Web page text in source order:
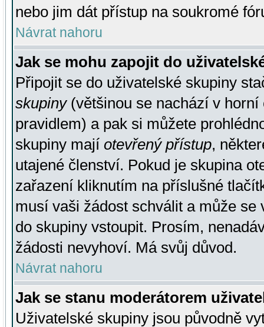
nebo jim dát přístup na soukromé
Návrat nahoru
Jak se mohu zapojit do
Připojit se do uživatelské skupiny
skupiny(většinou se nachází v horní
pravidlem) a pak si můžete
skupiny mají otevřený přístup,
utajené členství. Pokud je skupina
zařazení kliknutím na příslušné
musí vaši žádost schválit a může se
do skupiny vstoupit. Prosím,
žádosti nevyhoví. Má svůj důvod.
Návrat nahoru
Jak se stanu moderátorem
Uživatelské skupiny jsou původně